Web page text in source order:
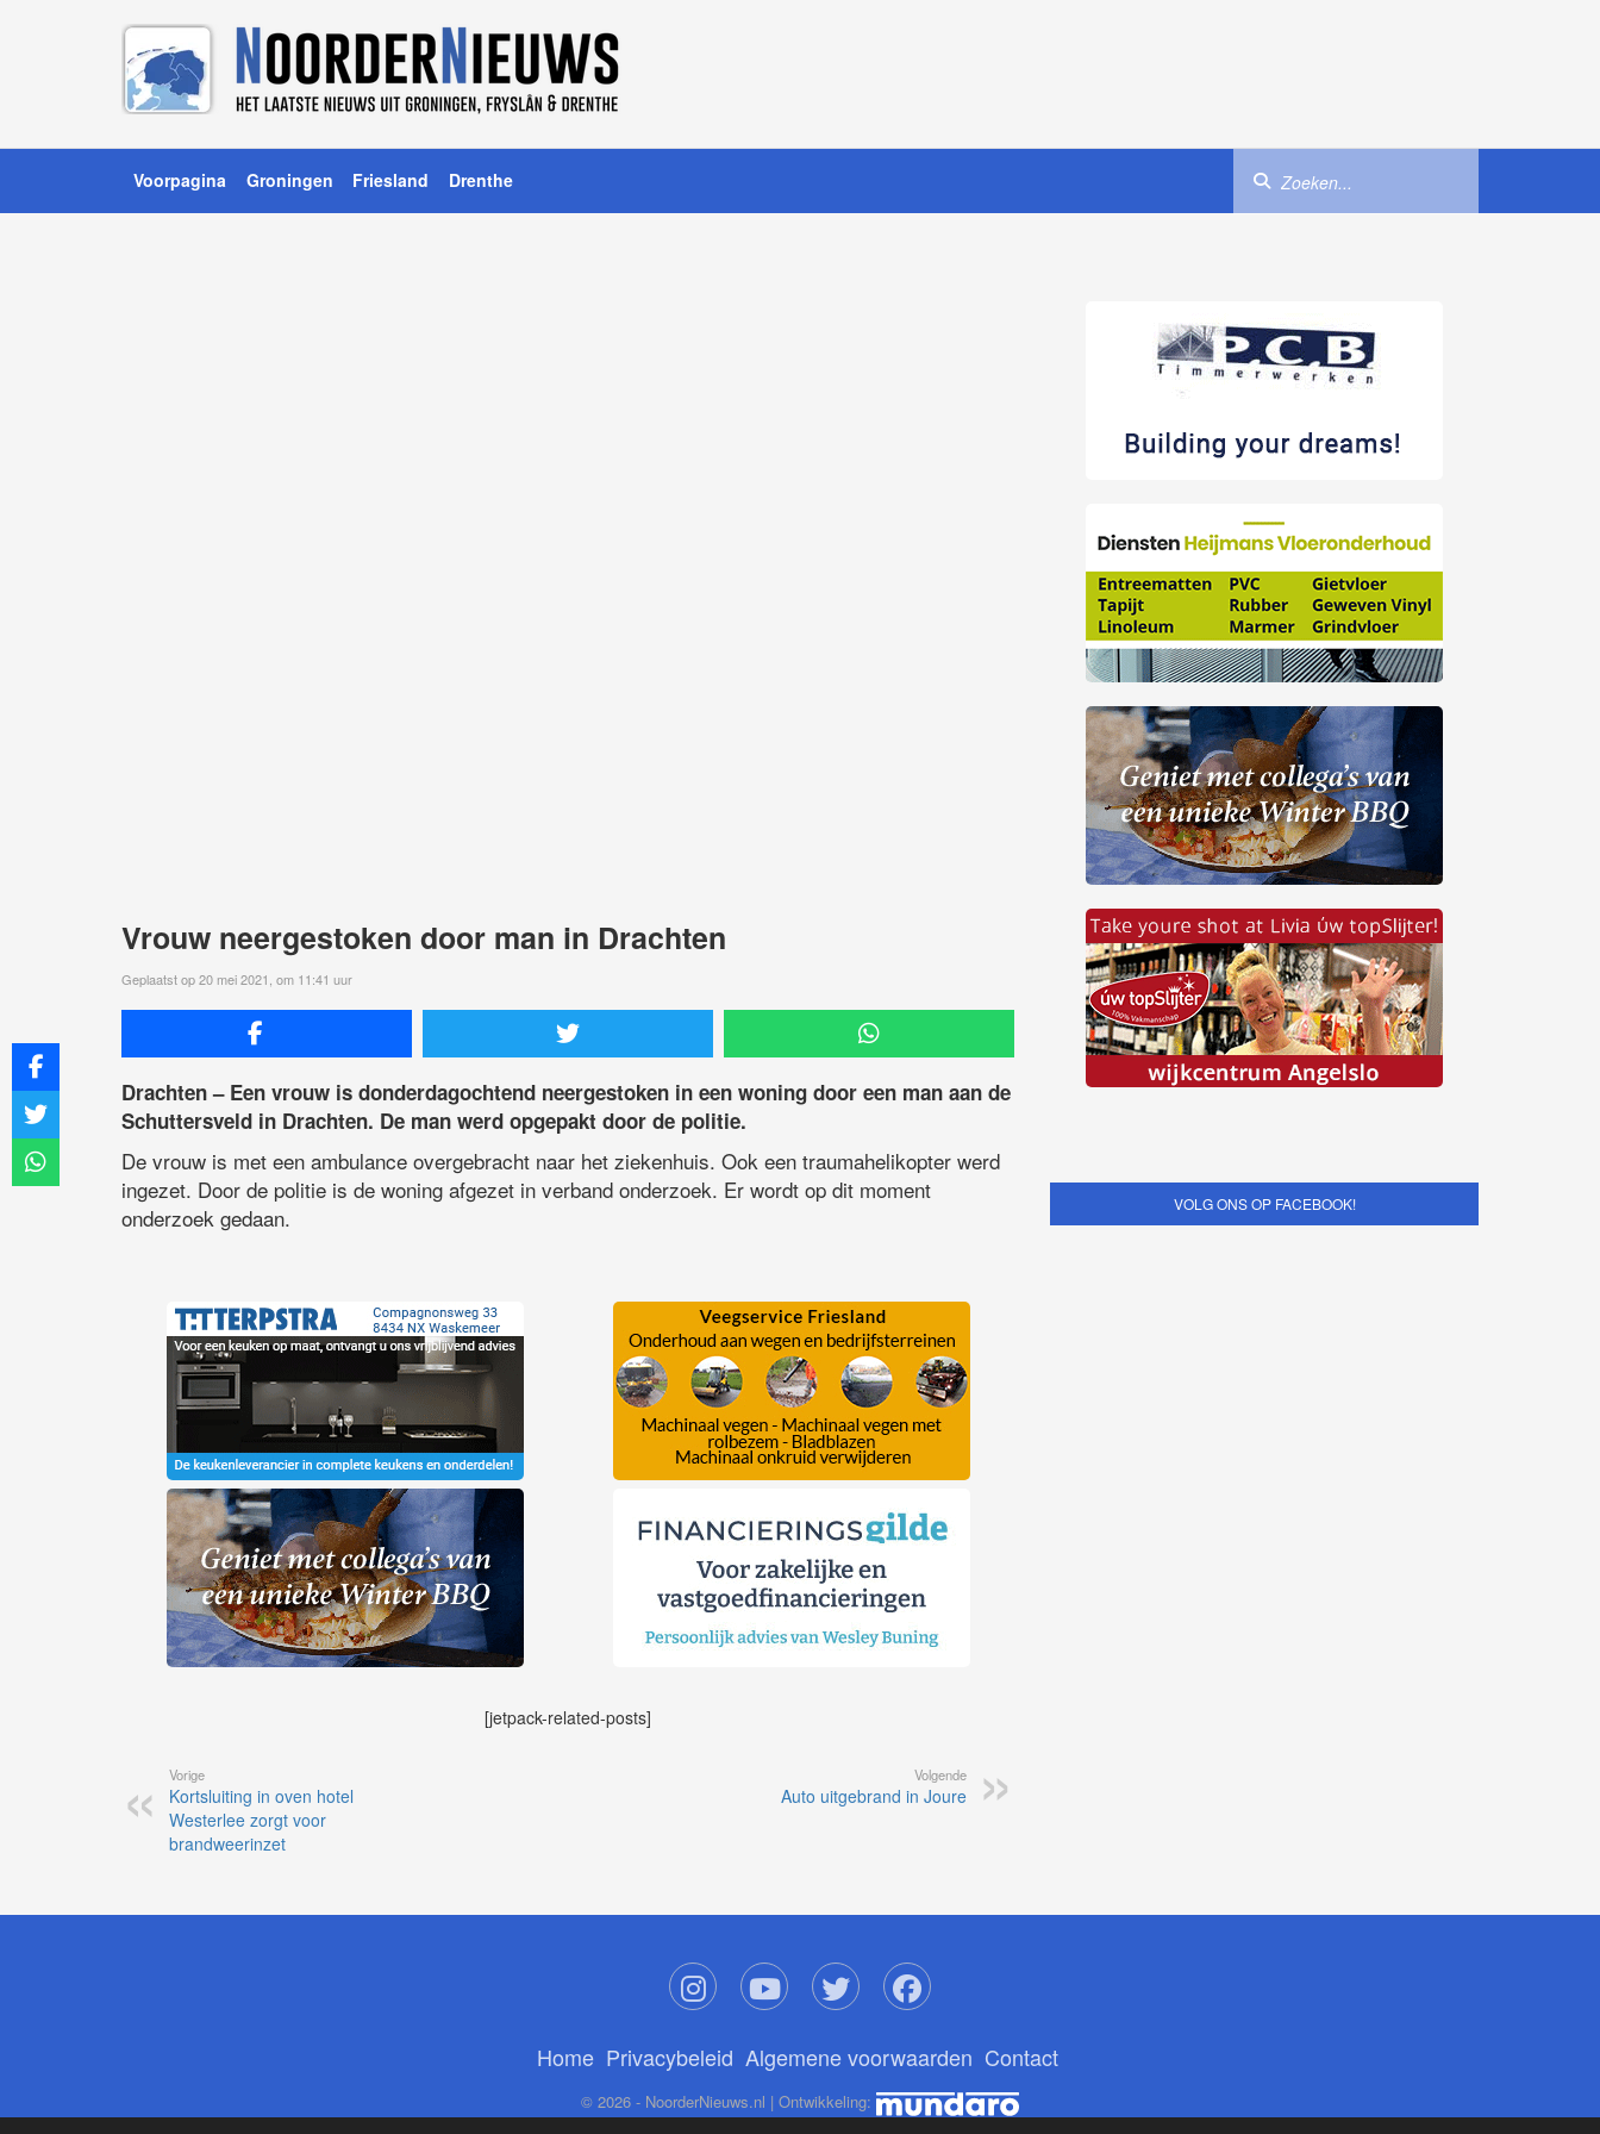
Voorpagina Groningen Friesland Drenthe
Vrouw neergestoken door man in Drachten
Geplaatst op 20 mei 2021, om 11:41 uur
Drachten – Een vrouw is donderdagochtend neergestoken in een woning door een man aan de
Schuttersveld in Drachten. De man werd opgepakt door de politie.
De vrouw is met een ambulance overgebracht naar het ziekenhuis. Ook een traumahelikopter werd
ingezet. Door de politie is de woning afgezet in verband onderzoek. Er wordt op dit moment
onderzoek gedaan.
[jetpack-related-posts]
Vorige
Kortsluiting in oven hotel
Westerlee zorgt voor
brandweerinzet
Volgende
Auto uitgebrand in Joure
VOLG ONS OP FACEBOOK!
Home Privacybeleid Algemene voorwaarden Contact
© 2026 - NoorderNieuws.nl | Ontwikkeling: